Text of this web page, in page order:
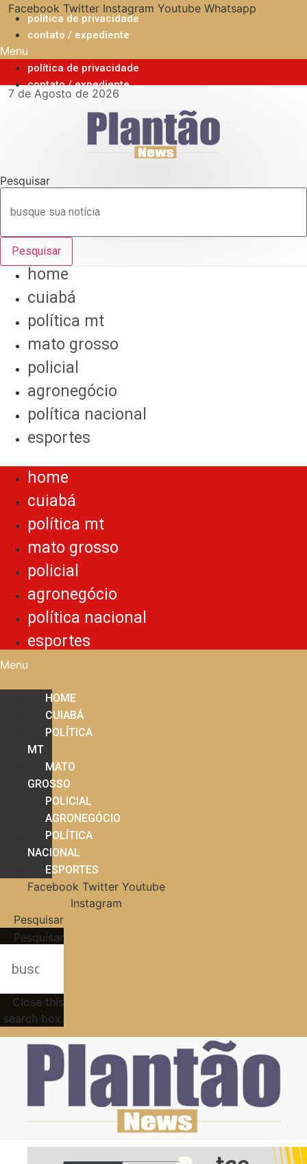
para
conteúdo
Facebook Twitter Instagram Youtube Whatsapp
política de privacidade
contato / expediente
Menu
política de privacidade
contato / expediente
7 de Agosto de 2026
Pesquisar
Pesquisar
home
cuiabá
política mt
mato grosso
policial
agronegócio
política nacional
esportes
home
cuiabá
política mt
mato grosso
policial
agronegócio
política nacional
esportes
Menu
HOME
CUIABÁ
POLÍTICA
MT
MATO
GROSSO
POLICIAL
AGRONEGÓCIO
POLÍTICA
NACIONAL
ESPORTES
Facebook Twitter Youtube
Instagram
Pesquisar
Pesquisar
Close this
search box.